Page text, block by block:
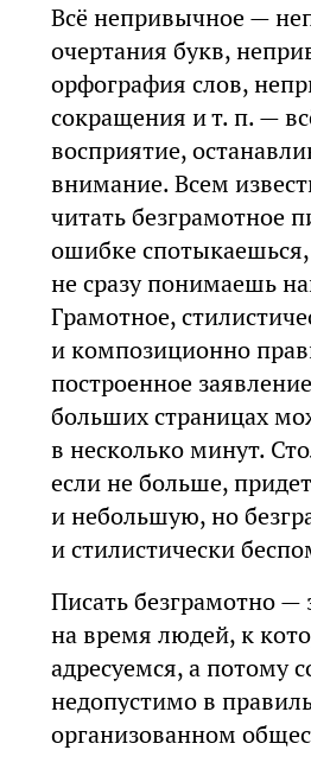
Всё непривычное —
очертания букв,
орфография слов,
сокращения и т. п. —
восприятие,
внимание. Всем
читать безграмотное
ошибке спотыкаешься,
не сразу понимаешь
Грамотное,
и композиционно
построенное
больших страницах
в несколько минут.
если не больше,
и небольшую, но
и стилистически
Писать безграмотно —
на время людей, к
адресуемся, а потому
недопустимо в
организованном